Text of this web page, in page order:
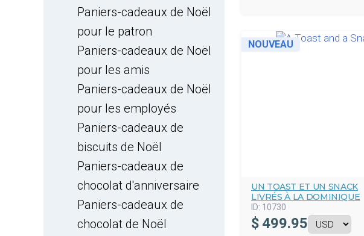
Paniers-cadeaux de Noël
pour le patron
Paniers-cadeaux de Noël
pour les amis
Paniers-cadeaux de Noël
pour les employés
Paniers-cadeaux de
biscuits de Noël
Paniers-cadeaux de
chocolat d'anniversaire
Paniers-cadeaux de
chocolat de Noël
NOUVEAU
UN TOAST ET UN SNACK
LIVRÉS À LA DOMINIQUE
ID: 10730
$ 499.95